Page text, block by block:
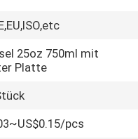
25oz 750ml mit
Platte
pcs